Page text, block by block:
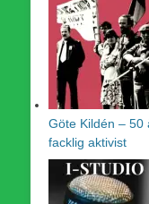
Göte Kildén – 50
facklig aktivist